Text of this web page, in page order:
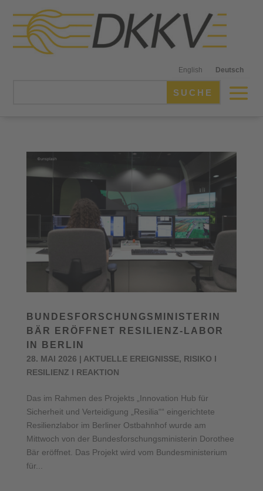
English Deutsch
BUNDESFORSCHUNGSMINISTERIN
BÄR ERÖFFNET RESILIENZ-LABOR
IN BERLIN
28. MAI 2026 | AKTUELLE EREIGNISSE, RISIKO I
RESILIENZ I REAKTION
Das im Rahmen des Projekts „Innovation Hub für
Sicherheit und Verteidigung „Resilia““ eingerichtete
Resilienzlabor im Berliner Ostbahnhof wurde am
Mittwoch von der Bundesforschungsministerin Dorothee
Bär eröffnet. Das Projekt wird vom Bundesministerium
für...